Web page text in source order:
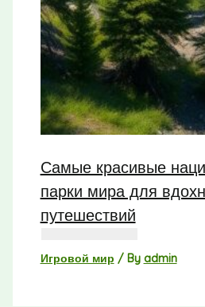
Самые красивые
парки мира для
путешествий
Игровой мир / By admin